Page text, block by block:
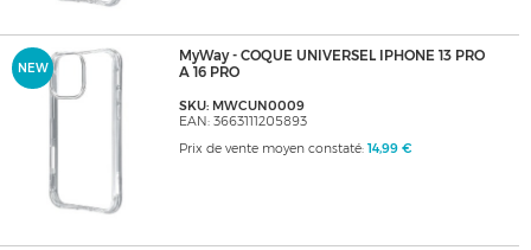
NEW
MyWay - COQUE UNIVERSEL IPHONE 13 PRO
A 16 PRO
SKU: MWCUN0009
EAN: 3663111205893
Prix de vente moyen constaté: 14,99 €